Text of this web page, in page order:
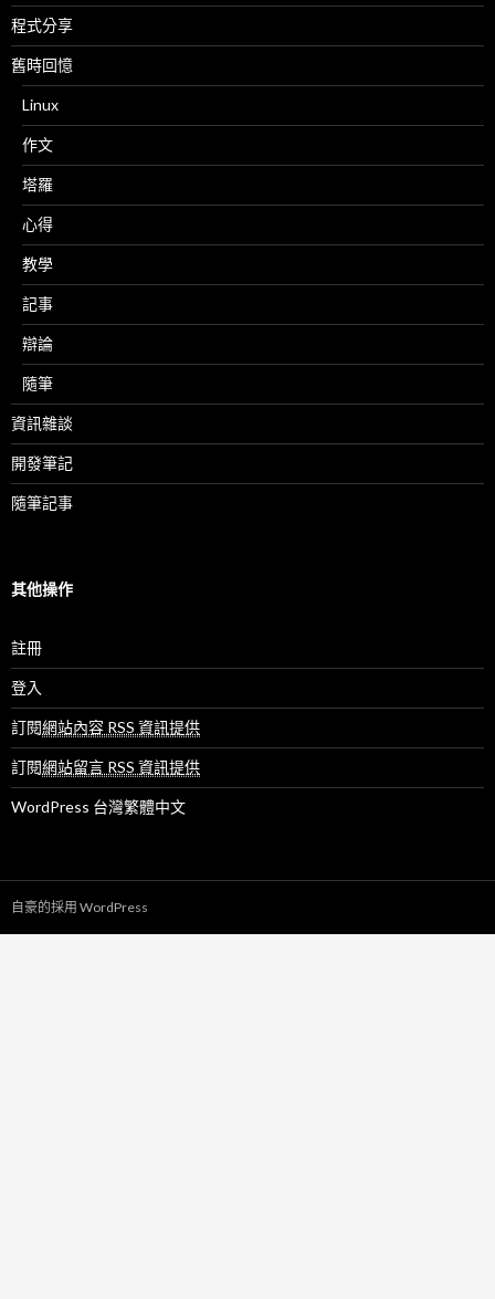
程式分享
舊時回憶
Linux
作文
塔羅
心得
教學
記事
辯論
隨筆
資訊雜談
開發筆記
隨筆記事
其他操作
註冊
登入
訂閱網站內容 RSS 資訊提供
訂閱網站留言 RSS 資訊提供
WordPress 台灣繁體中文
自豪的採用 WordPress